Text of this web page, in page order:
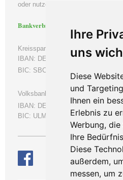
Ihre
uns
Diese
und
Ihnen ein
Erlebnis zu
Werbung, die
Ihre
Diese
außerdem,
messen, um
oder nutzen Sie unser
Bankverbindung
Kreissparkasse Biberach
IBAN: DE66654500700000053538
BIC: SBCRDE66
Volksbank Ulm-Biberach eG
IBAN: DE50630901000109664000
BIC: ULMVDE66